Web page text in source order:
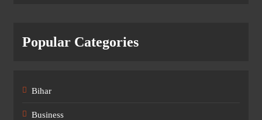
Popular Categories
Bihar
Business